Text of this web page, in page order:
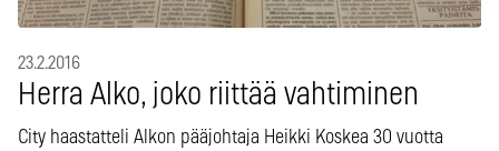
23.2.2016
Herra Alko, joko riittää vahtiminen
City haastatteli Alkon pääjohtaja Heikki Koskea 30 vuotta